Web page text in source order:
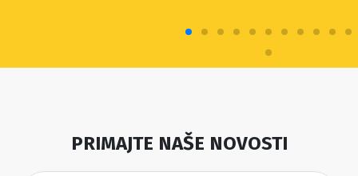
PRIMAJTE NAŠE NOVOSTI